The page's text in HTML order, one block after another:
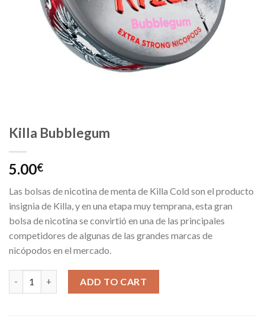
Killa Bubblegum
5.00€
Las bolsas de nicotina de menta de Killa Cold son el producto
insignia de Killa, y en una etapa muy temprana, esta gran
bolsa de nicotina se convirtió en una de las principales
competidores de algunas de las grandes marcas de
nicópodos en el mercado.
ADD TO CART